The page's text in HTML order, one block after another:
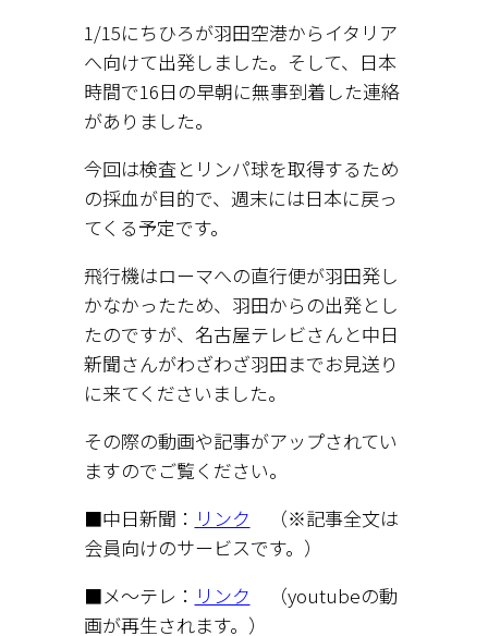
1/15にちひろが羽田空港からイタリア
へ向けて出発しました。そして、日本
時間で16日の早朝に無事到着した連絡
がありました。
今回は検査とリンパ球を取得するため
の採血が目的で、週末には日本に戻っ
てくる予定です。
飛行機はローマへの直行便が羽田発し
かなかったため、羽田からの出発とし
たのですが、名古屋テレビさんと中日
新聞さんがわざわざ羽田までお見送り
に来てくださいました。
その際の動画や記事がアップされてい
ますのでご覧ください。
■中日新聞： リンク （※記事全文は
会員向けのサービスです。）
■メ～テレ： リンク （youtubeの動
画が再生されます。）